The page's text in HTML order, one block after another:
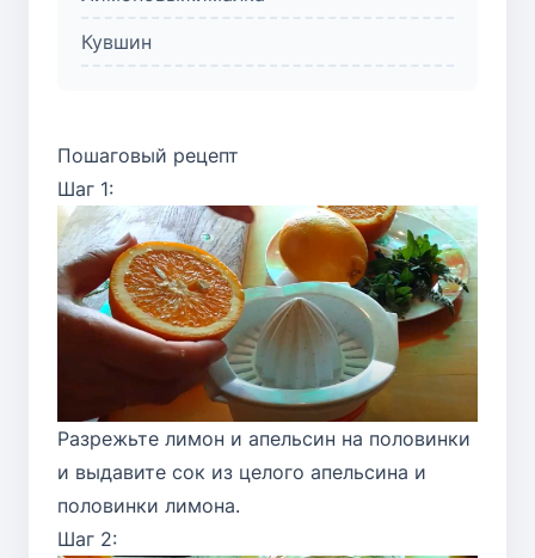
Кувшин
Пошаговый рецепт
Шаг 1:
Разрежьте лимон и апельсин на половинки
и выдавите сок из целого апельсина и
половинки лимона.
Шаг 2: